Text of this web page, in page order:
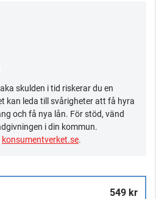
skulden i tid riskerar du en
kan leda till svårigheter att få hyra
och få nya lån. För stöd, vänd
i din kommun.
konsumentverket.se.
549 kr